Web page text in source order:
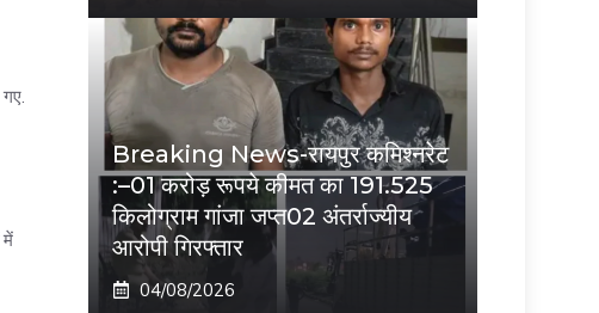
में
Breaking News-रायपुर कमिश्नरेट
:–01 करोड़ रूपये कीमत का 191.525
किलोग्राम गांजा जप्त02 अंतर्राज्यीय
आरोपी गिरफ्तार
04/08/2026